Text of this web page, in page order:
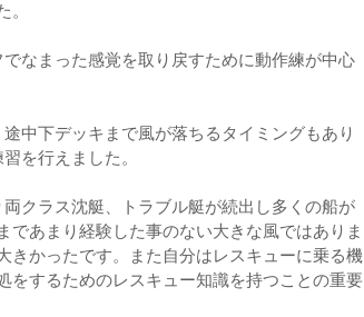
なまった感覚を取り戻すために動作練が中心
中下デッキまで風が落ちるタイミングもあり
を行えました。
クラス沈艇、トラブル艇が続出し多くの船が
あまり経験した事のない大きな風ではありま
きかったです。また自分はレスキューに乗る機
をするためのレスキュー知識を持つことの重要